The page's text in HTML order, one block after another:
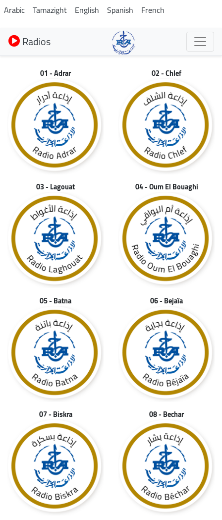
Aller
au
contenu
principal
Arabic Tamazight English Spanish French
Radios
01 - Adrar 02 - Chlef
03 - Lagouat 04 - Oum El Bouaghi
05 - Batna 06 - Bejaïa
07 - Biskra 08 - Bechar